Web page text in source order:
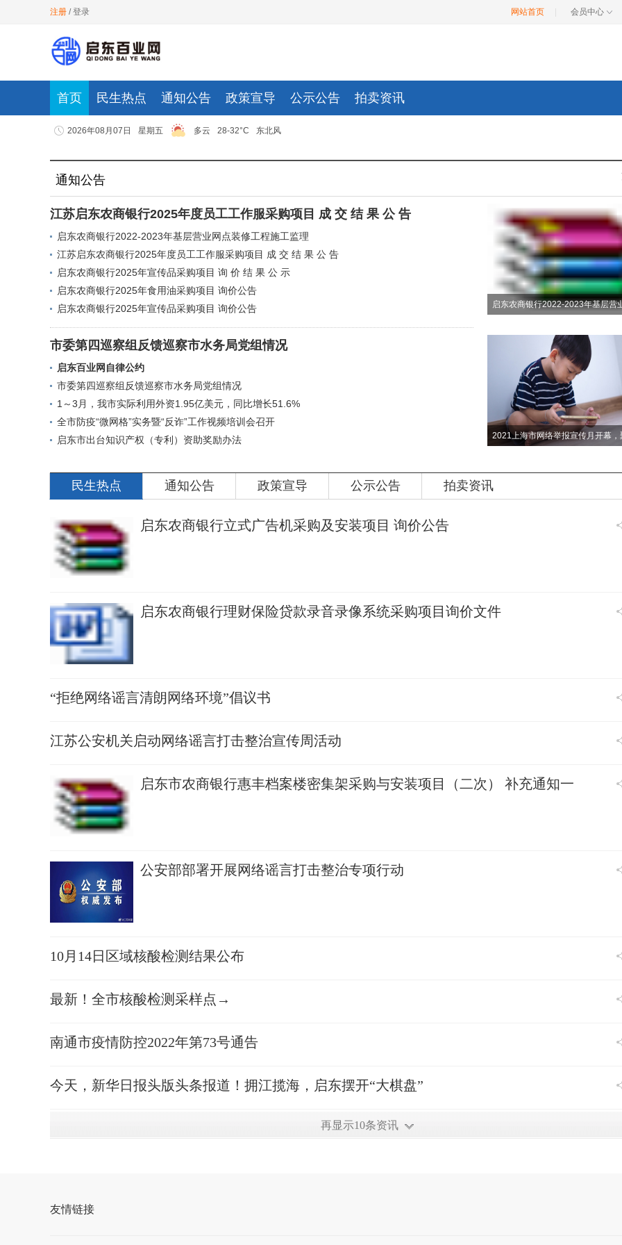
注册 /登录 网站首页 会员中心
首页 民生热点 通知公告 政策宣导 公示公告 拍卖资讯
2026年08月07日 星期五 多云 28-32°C 东北风
通知公告
江苏启东农商银行2025年度员工工作服采购项目 成 交 结 果 公 告
启东农商银行2022-2023年基层营业网点装修工程施工监理
江苏启东农商银行2025年度员工工作服采购项目 成 交 结 果 公 告
启东农商银行2025年宣传品采购项目 询 价 结 果 公 示
启东农商银行2025年食用油采购项目 询价公告
启东农商银行2025年宣传品采购项目 询价公告
市委第四巡察组反馈巡察市水务局党组情况
启东百业网自律公约
市委第四巡察组反馈巡察市水务局党组情况
1～3月，我市实际利用外资1.95亿美元，同比增长51.6%
全市防疫“微网格”实务暨“反诈”工作视频培训会召开
启东市出台知识产权（专利）资助奖励办法
民生热点 通知公告 政策宣导 公示公告 拍卖资讯
启东农商银行立式广告机采购及安装项目 询价公告
启东农商银行理财保险贷款录音录像系统采购项目询价文件
“拒绝网络谣言清朗网络环境”倡议书
江苏公安机关启动网络谣言打击整治宣传周活动
启东市农商银行惠丰档案楼密集架采购与安装项目（二次） 补充通知一
公安部部署开展网络谣言打击整治专项行动
10月14日区域核酸检测结果公布
最新！全市核酸检测采样点→
南通市疫情防控2022年第73号通告
今天，新华日报头版头条报道！拥江揽海，启东摆开“大棋盘”
再显示10条资讯
友情链接